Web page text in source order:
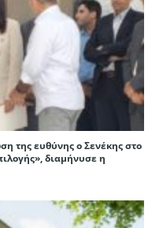
της ευθύνης ο Σενέκης στο
διαμήνυσε η